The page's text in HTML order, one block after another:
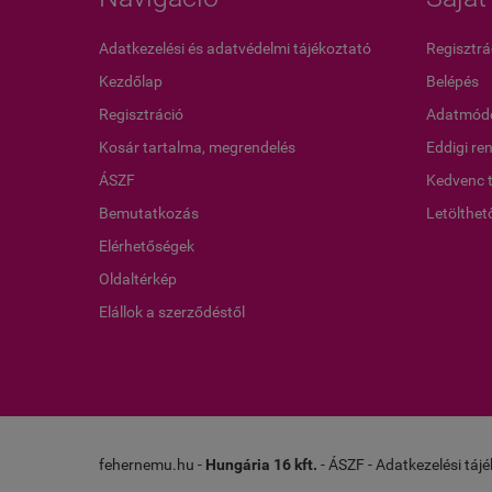
Adatkezelési és adatvédelmi tájékoztató
Kezdőlap
Regisztráció
Kosár tartalma, megrendelés
ÁSZF
Bemutatkozás
Elérhetőségek
Oldaltérkép
Elállok a szerződéstől
Belépés
Eddigi
Kedvenc
fehernemu.hu - Hungária 16 kft. -ÁSZF-Adatkezelési